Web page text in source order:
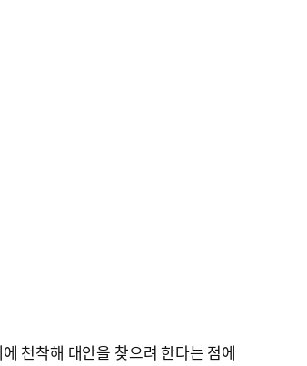
천착해 대안을 찾으려 한다는 점에